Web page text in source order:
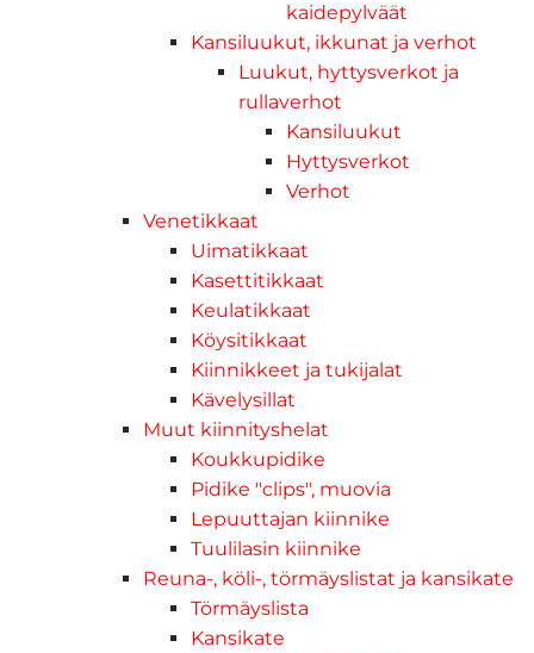
kaidepylväät
Kansiluukut, ikkunat ja verhot
Luukut, hyttysverkot ja
rullaverhot
Kansiluukut
Hyttysverkot
Verhot
Venetikkaat
Uimatikkaat
Kasettitikkaat
Keulatikkaat
Köysitikkaat
Kiinnikkeet ja tukijalat
Kävelysillat
Muut kiinnityshelat
Koukkupidike
Pidike "clips", muovia
Lepuuttajan kiinnike
Tuulilasin kiinnike
Reuna-, köli-, törmäyslistat ja kansikate
Törmäyslista
Kansikate